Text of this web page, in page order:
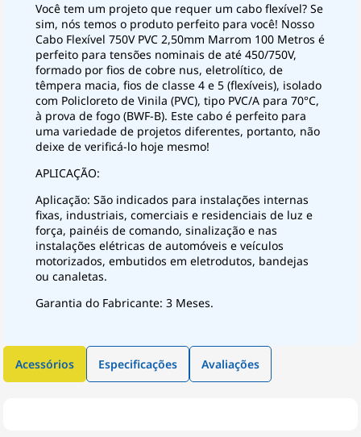
Você tem um projeto que requer um cabo flexível? Se
sim, nós temos o produto perfeito para você! Nosso
Cabo Flexível 750V PVC 2,50mm Marrom 100 Metros é
perfeito para tensões nominais de até 450/750V,
formado por fios de cobre nus, eletrolítico, de
têmpera macia, fios de classe 4 e 5 (flexíveis), isolado
com Policloreto de Vinila (PVC), tipo PVC/A para 70°C,
à prova de fogo (BWF-B). Este cabo é perfeito para
uma variedade de projetos diferentes, portanto, não
deixe de verificá-lo hoje mesmo!
APLICAÇÃO:
Aplicação: São indicados para instalações internas
fixas, industriais, comerciais e residenciais de luz e
força, painéis de comando, sinalização e nas
instalações elétricas de automóveis e veículos
motorizados, embutidos em eletrodutos, bandejas
ou canaletas.
Garantia do Fabricante: 3 Meses.
Acessórios Especificações Avaliações